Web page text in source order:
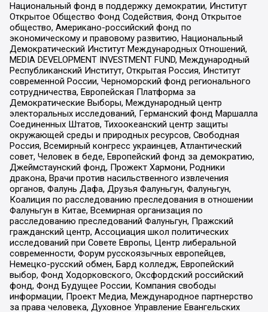
Национальный фонд в поддержку демократии, Институт
Открытое Общество Фонд Содействия, Фонд Открытое
общество, Американо-российский фонд по
экономическому и правовому развитию, Национальный
Демократический Институт Международных Отношений,
MEDIA DEVELOPMENT INVESTMENT FUND, Международный
Республиканский Институт, Открытая Россия, Институт
современной России, Черноморский фонд регионального
сотрудничества, Европейская Платформа за
Демократические Выборы, Международный центр
электоральных исследований, Германский фонд Маршалла
Соединенных Штатов, Тихоокеанский центр защиты
окружающей среды и природных ресурсов, Свободная
Россия, Всемирный конгресс украинцев, Атлантический
совет, Человек в беде, Европейский фонд за демократию,
Джеймстаунский фонд, Прожект Хармони, Родники
дракона, Врачи против насильственного извлечения
органов, Фалунь Дафа, Друзья Фалуньгун, Фалуньгун,
Коалиция по расследованию преследования в отношении
Фалуньгун в Китае, Всемирная организация по
расследованию преследований Фалуньгун, Пражский
гражданский центр, Ассоциация школ политических
исследований при Совете Европы, Центр либеральной
современности, Форум русскоязычных европейцев,
Немецко-русский обмен, Бард колледж, Европейский
выбор, Фонд Ходорковского, Оксфордский российский
фонд, Фонд Будущее России, Компания свободы
информации, Проект Медиа, Международное партнерство
за права человека, Духовное Управление Евангельских